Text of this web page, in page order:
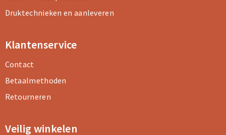
Druktechnieken en aanleveren
Klantenservice
Contact
Betaalmethoden
Retourneren
Veilig winkelen